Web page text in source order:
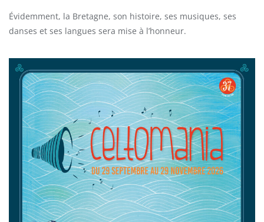
Évidemment, la Bretagne, son histoire, ses musiques, ses
danses et ses langues sera mise à l’honneur.